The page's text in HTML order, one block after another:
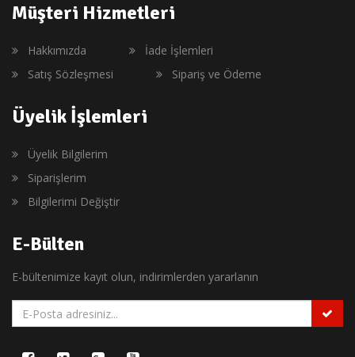
Müşteri Hizmetleri
Hakkımızda
İade İşlemleri
Satış Sözleşmesi
Sipariş ve Ödeme
Üyelik İşlemleri
Üyelik Bilgilerim
Siparişlerim
Bilgilerimi Değiştir
E-Bülten
E-bültenimize kayıt olun, indirimlerden yararlanın